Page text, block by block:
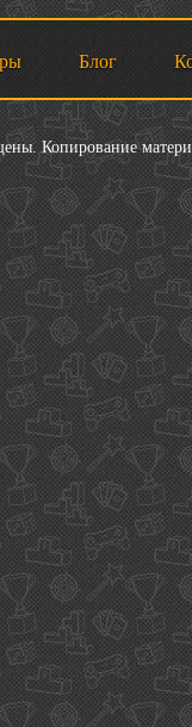
Блог
Копирование